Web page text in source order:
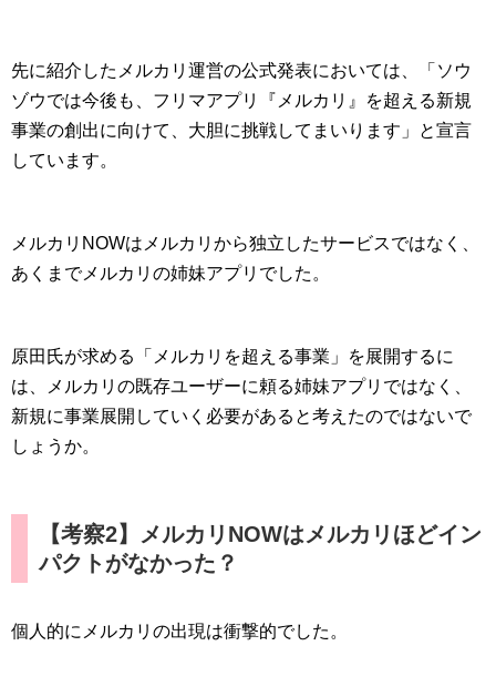
先に紹介したメルカリ運営の公式発表においては、「ソウ
ゾウでは今後も、フリマアプリ『メルカリ』を超える新規
事業の創出に向けて、大胆に挑戦してまいります」と宣言
しています。
メルカリNOWはメルカリから独立したサービスではなく、
あくまでメルカリの姉妹アプリでした。
原田氏が求める「メルカリを超える事業」を展開するに
は、メルカリの既存ユーザーに頼る姉妹アプリではなく、
新規に事業展開していく必要があると考えたのではないで
しょうか。
【考察2】メルカリNOWはメルカリほどイン
パクトがなかった？
個人的にメルカリの出現は衝撃的でした。